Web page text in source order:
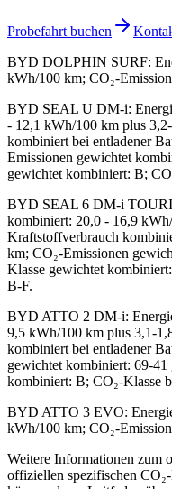
Probefahrt buchen
BYD DOLPHIN SURF:
kWh/100 km; CO₂-
BYD SEAL U DM-i:
- 12,1 kWh/100 km plus
kombiniert bei entladener
Emissionen gewichtet
gewichtet kombiniert: B;
BYD SEAL 6 DM-i
kombiniert: 20,0 - 16,9
Kraftstoffverbrauch
km; CO₂-Emissionen
Klasse gewichtet
B-F.
BYD ATTO 2 DM-i:
9,5 kWh/100 km plus 3,1-
kombiniert bei entladener
gewichtet kombiniert: 69-
kombiniert: B; CO₂-Klasse
BYD ATTO 3 EVO:
kWh/100 km; CO₂-
Weitere Informationen zum
offiziellen spezifischen